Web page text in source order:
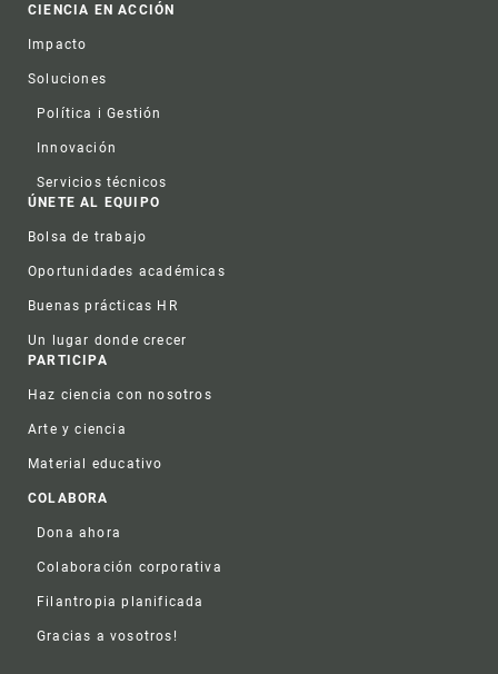
CIENCIA EN ACCIÓN
Impacto
Soluciones
Política i Gestión
Innovación
Servicios técnicos
ÚNETE AL EQUIPO
Bolsa de trabajo
Oportunidades académicas
Buenas prácticas HR
Un lugar donde crecer
PARTICIPA
Haz ciencia con nosotros
Arte y ciencia
Material educativo
COLABORA
Dona ahora
Colaboración corporativa
Filantropia planificada
Gracias a vosotros!